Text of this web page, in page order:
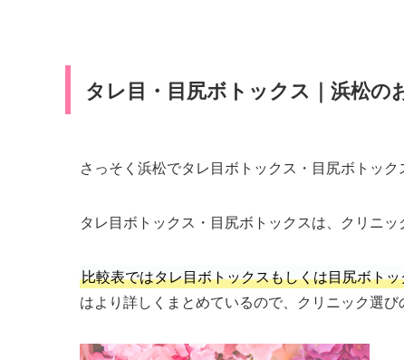
タレ目・目尻ボトックス｜浜松
さっそく浜松でタレ目ボトックス・目尻ボトッ
タレ目ボトックス・目尻ボトックスは、クリニ
比較表ではタレ目ボトックスもしくは目尻ボト
はより詳しくまとめているので、クリニック選び